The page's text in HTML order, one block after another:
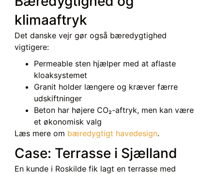
klimaaftryk
Det danske vejr gør også bæredygtighed
vigtigere:
Permeable sten hjælper med at aflaste
kloaksystemet
Granit holder længere og kræver færre
udskiftninger
Beton har højere CO₂-aftryk, men kan være
et økonomisk valg
Læs mere om bæredygtigt havedesign.
Case: Terrasse i Sjælland
En kunde i Roskilde fik lagt en terrasse med